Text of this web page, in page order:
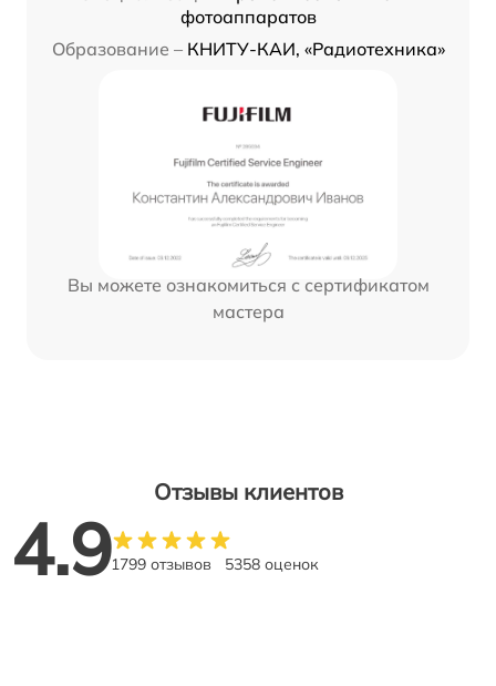
фотоаппаратов
Образование – КНИТУ-КАИ, «Радиотехника»
Вы можете ознакомиться с сертификатом
мастера
Отзывы клиентов
4.91799 отзывов 5358 оценок